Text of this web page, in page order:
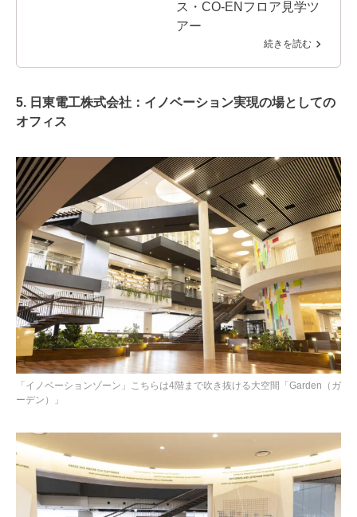
ス・CO-ENフロア見学ツ
アー
続きを読む
5. 日東電工株式会社：イノベーション実現の場としての
オフィス
「イノベーションゾーン」こちらは4階まで吹き抜ける大空間「Garden（ガ
ーデン）」